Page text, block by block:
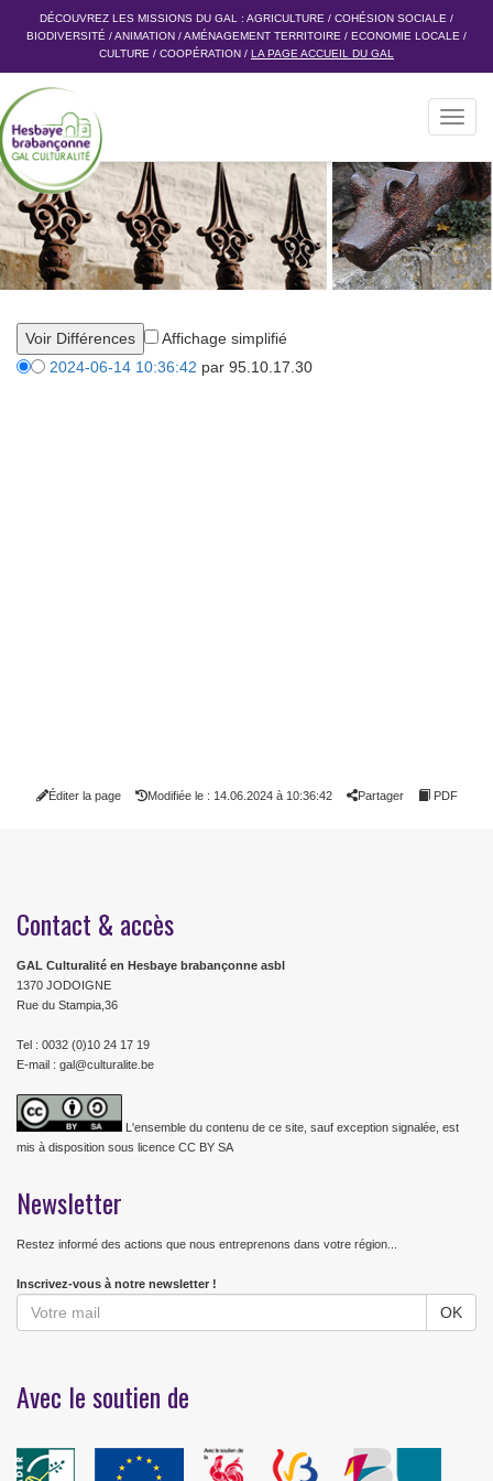
DÉCOUVREZ LES MISSIONS DU GAL : AGRICULTURE / COHÉSION SOCIALE /
BIODIVERSITÉ /ANIMATION /AMÉNAGEMENT TERRITOIRE / ECONOMIE LOCALE /
CULTURE / COOPÉRATION / LA PAGE ACCUEIL DU GAL
Affichage simplifié
2024-06-14 10:36:42 par 95.10.17.30
Éditer la page Modifiée le : 14.06.2024 à 10:36:42 Partager PDF
Contact & accès
GAL Culturalité en Hesbaye brabançonne asbl
1370 JODOIGNE
Rue du Stampia,36
Tel : 0032 (0)10 24 17 19
E-mail : gal@culturalite.be
L'ensemble du contenu de ce site, sauf exception signalée, est
mis à disposition sous licence CC BY SA
Newsletter
Restez informé des actions que nous entreprenons dans votre région...
Inscrivez-vous à notre newsletter !
Avec le soutien de